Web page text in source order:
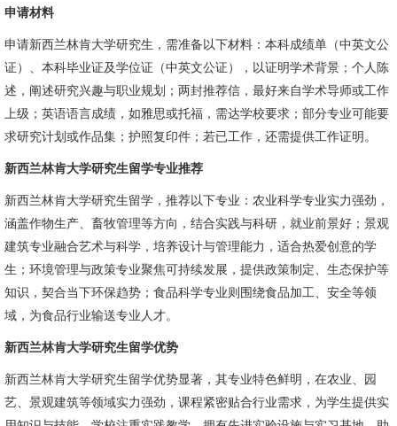
申请材料
申请新西兰林肯大学研究生，需准备以下材料：本科成绩单（中英文公
证）、本科毕业证及学位证（中英文公证），以证明学术背景；个人陈
述，阐述研究兴趣与职业规划；两封推荐信，最好来自学术导师或工作
上级；英语语言成绩，如雅思或托福，需达学校要求；部分专业可能要
求研究计划或作品集；护照复印件；若已工作，还需提供工作证明。
新西兰林肯大学研究生留学专业推荐
新西兰林肯大学研究生留学，推荐以下专业：农业科学专业实力强劲，
涵盖作物生产、畜牧管理等方向，结合实践与科研，就业前景好；景观
建筑专业融合艺术与科学，培养设计与管理能力，适合热爱创意的学
生；环境管理与政策专业聚焦可持续发展，提供政策制定、生态保护等
知识，契合当下环保趋势；食品科学专业则围绕食品加工、安全等领
域，为食品行业输送专业人才。
新西兰林肯大学研究生留学优势
新西兰林肯大学研究生留学优势显著，其专业特色鲜明，在农业、园
艺、景观建筑等领域实力强劲，课程紧密贴合行业需求，为学生提供实